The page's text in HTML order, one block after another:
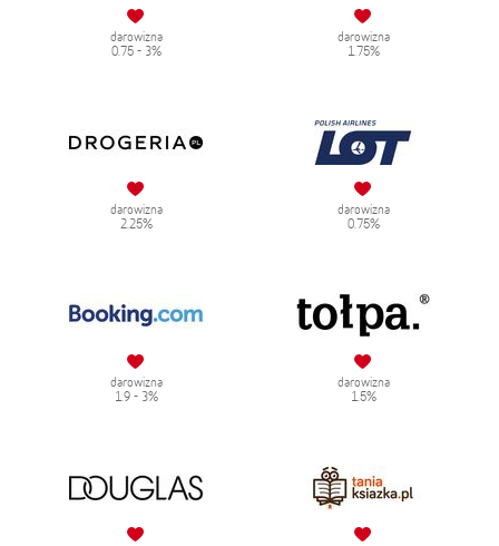
darowizna
0.75 - 3%
darowizna
1.75%
darowizna
2.25%
darowizna
0.75%
darowizna
1.9 - 3%
darowizna
1.5%